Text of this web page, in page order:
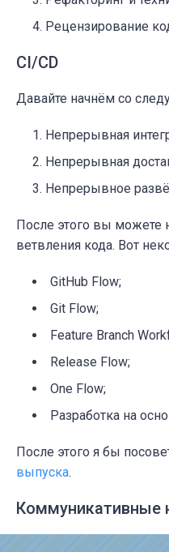
Рецензирование
CI/CD
Давайте начнём со
Непрерывная
Непрерывная
Непрерывное
После этого вы можете
ветвления кода. Вот
GitHub Flow;
Git Flow;
Feature Branch
Release Flow;
One Flow;
Разработка на
После этого я бы
выпуска.
Коммуникативные